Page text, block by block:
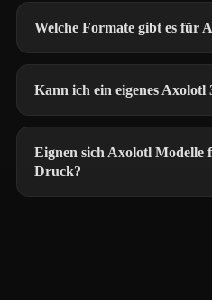
Welche Formate gibt es für
Kann ich ein eigenes Axolotl
Eignen sich Axolotl Modelle
Druck?